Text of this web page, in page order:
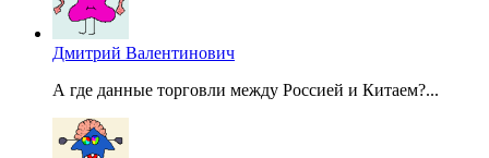
Дмитрий Валентинович
А где данные торговли между Россией и Китаем?...